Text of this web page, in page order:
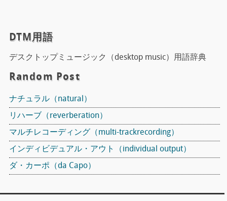
DTM用語
デスクトップミュージック（desktop music）用語辞典
Random Post
ナチュラル（natural）
リハーブ（reverberation）
マルチレコーディング（multi-trackrecording）
インディビデュアル・アウト（individual output）
ダ・カーポ（da Capo）